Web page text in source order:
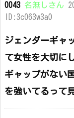
0043 名無しさん
ID:3c063w3a0
ジェンダーギャ
て女性を大切に
ギャップがない
を強いてるって